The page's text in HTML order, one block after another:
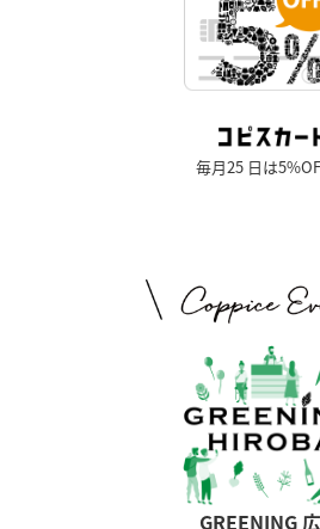
毎月25 日は
GREENING